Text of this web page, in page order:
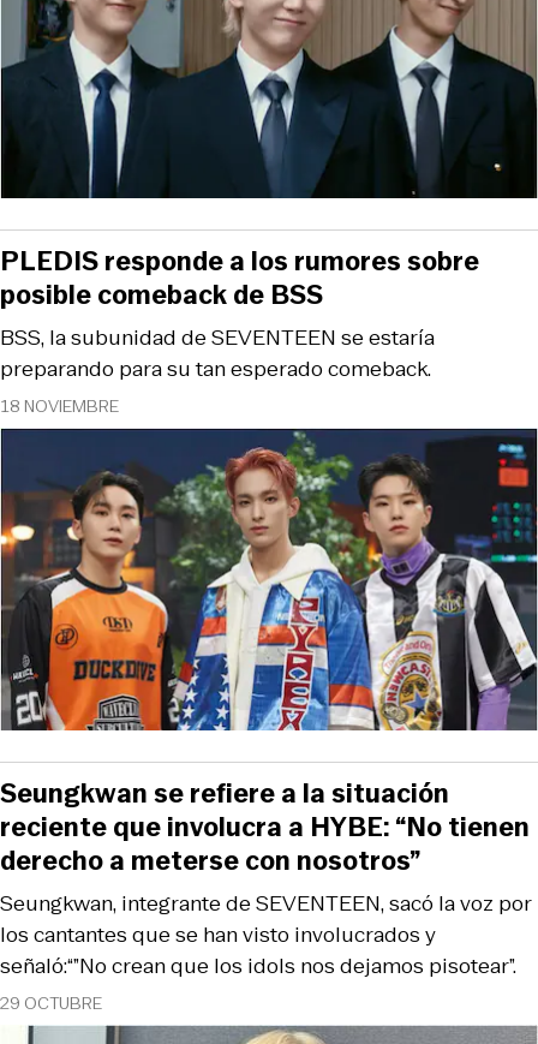
18 NOVIEMBRE
BSS, la subunidad de SEVENTEEN se estaría
preparando para su tan esperado comeback.
PLEDIS responde a los rumores sobre
posible comeback de BSS
29 OCTUBRE
Seungkwan, integrante de SEVENTEEN, sacó la voz por
los cantantes que se han visto involucrados y
señaló:“”No crean que los idols nos dejamos pisotear”.
Seungkwan se refiere a la situación
reciente que involucra a HYBE: “No tienen
derecho a meterse con nosotros”